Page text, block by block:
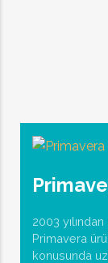
2003
Primavera
konusunda